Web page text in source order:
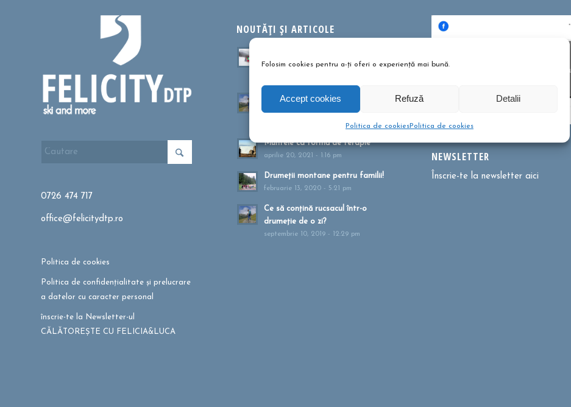
Folosim cookies pentru a-ți oferi o experiență mai bună.
Accept cookies Refuză Detalii
Politica de cookiesPolitica de cookies
0726 474 717
office@felicitydtp.ro
Politica de cookies
Politica de confidențialitate și prelucrare
a datelor cu caracter personal
înscrie-te la Newsletter-ul
CĂLĂTOREȘTE CU FELICIA&LUCA
NOUTĂȚI ȘI ARTICOLE
sau?
Cum te pregătești pentru
Muntele ca formă de terapie
aprilie 20, 2021 - 1:16 pm
Drumeții montane pentru familii!
februarie 13, 2020 - 5:21 pm
Ce să conțină rucsacul într-o
drumeție de o zi?
septembrie 10, 2019 - 12:29 pm
urile pentru marketing și pentru a
NEWSLETTER
Înscrie-te la newsletter aici